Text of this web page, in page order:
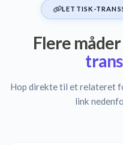
LETTISK-
Flere
Hop direkte til et relateret
link